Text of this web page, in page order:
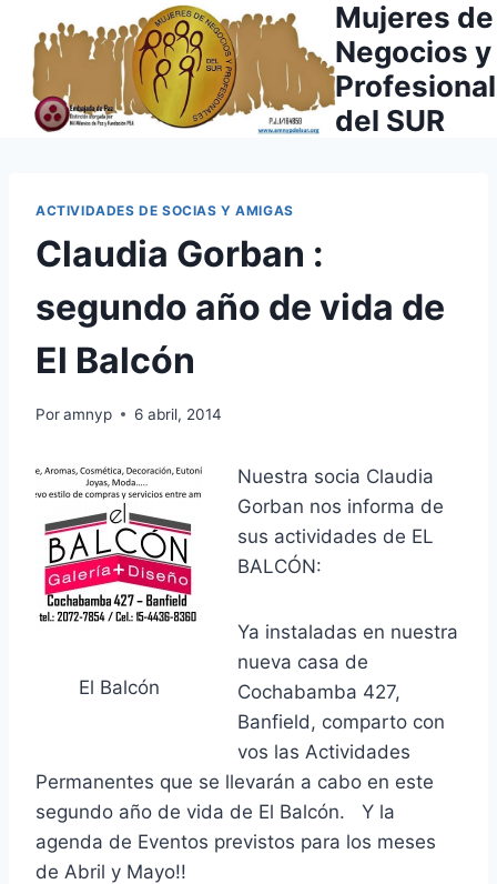
contenido
Mujeres de
Negocios y
del SUR
ACTIVIDADES DE SOCIAS Y AMIGAS
Claudia Gorban :
segundo año de vida de
El Balcón
Poramnyp 6 abril, 2014
El Balcón
Nuestra socia Claudia
Gorban nos informa de
sus actividades de EL
BALCÓN:
Ya instaladas en nuestra
nueva casa de
Cochabamba 427,
Banfield, comparto con
vos las Actividades
Permanentes que se llevarán a cabo en este
segundo año de vida de El Balcón. Y la
agenda de Eventos previstos para los meses
de Abril y Mayo!!